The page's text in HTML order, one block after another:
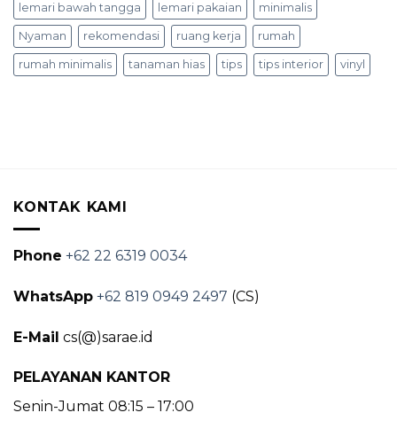
lemari bawah tangga lemari pakaian minimalis
Nyaman rekomendasi ruang kerja rumah
rumah minimalis tanaman hias tips tips interior vinyl
KONTAK KAMI
Phone +62 22 6319 0034
WhatsApp +62 819 0949 2497 (CS)
E-Mail cs(@)sarae.id
PELAYANAN KANTOR
Senin-Jumat 08:15 – 17:00